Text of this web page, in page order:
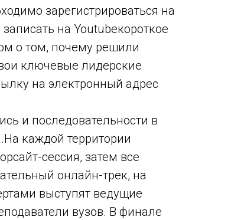
зарегистрироваться на
записать на Youtubeкороткое
о том, почему решили
ключевые лидерские
на электронный адрес
и последовательности в
каждой территории
сессия, затем все
онлайн-трек, на
выступят ведущие
вузов. В финале